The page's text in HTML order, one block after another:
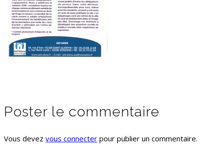
Poster le commentaire
Vous devez vous connecter pour publier un commentaire.